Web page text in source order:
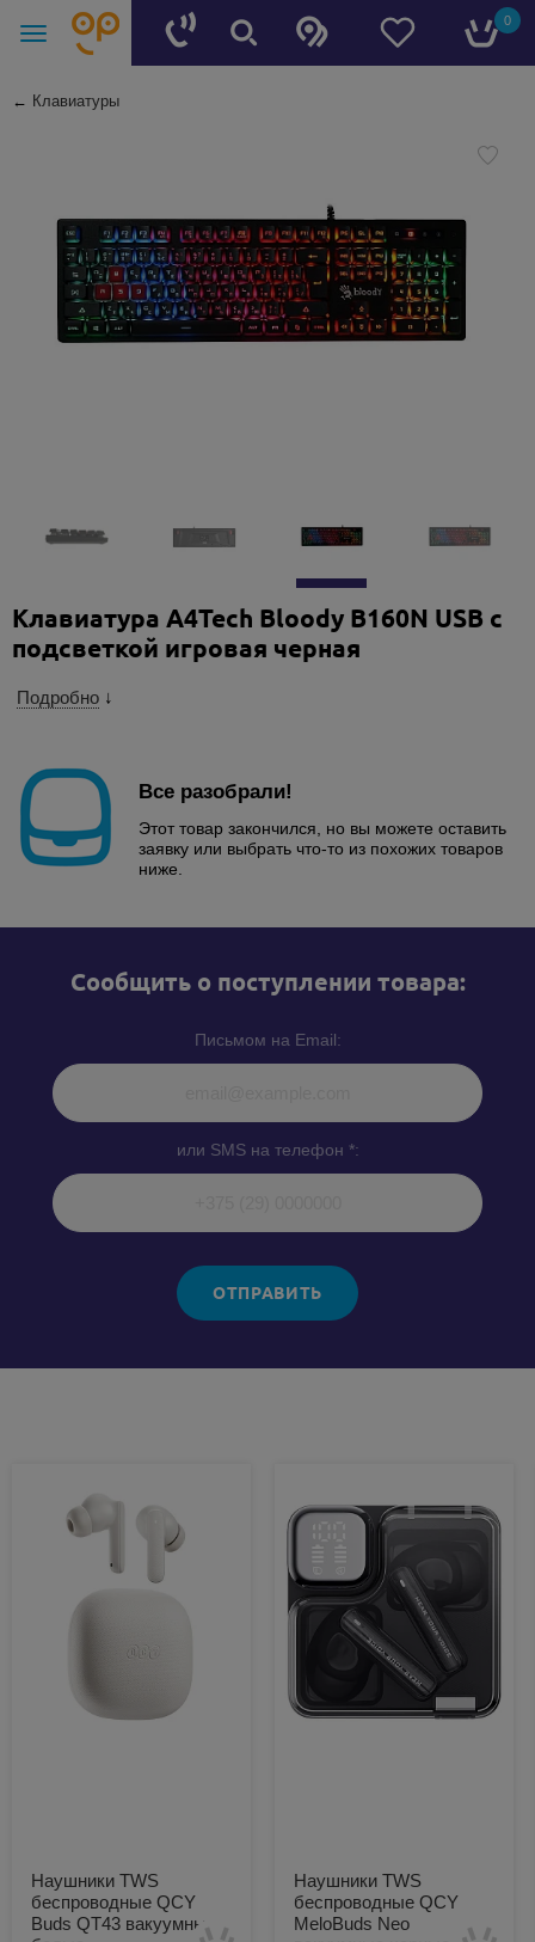
0
← Клавиатуры
Клавиатура A4Tech Bloody B160N USB с
подсветкой игровая черная
Подробно ↓
Все разобрали!
Этот товар закончился, но вы можете оставить
заявку или выбрать что-то из похожих товаров
ниже.
Cообщить о поступлении товара:
Письмом на Email:
или SMS на телефон *:
ОТПРАВИТЬ
Наушники TWS
беспроводные QCY
Buds QT43 вакуумные
Наушники TWS
беспроводные QCY
MeloBuds Neo